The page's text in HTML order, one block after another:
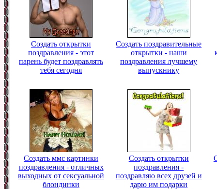
Создать открытки
поздравления - этот
парень будет поздравлять
тебя сегодня
Создать поздравительные
открытки - наши
поздравления лучшему
выпускнику
Создать ммс картинки
поздравления - отличных
выходных от сексуальной
блондинки
Создать открытки
поздравления -
поздравляю всех друзей и
дарю им подарки